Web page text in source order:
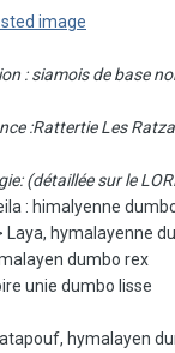
: siamois de base
:Rattertie Les
(détaillée sur le
: himalyenne
Laya, hymalayenne
dumbo rex
unie dumbo lisse
hymalayen